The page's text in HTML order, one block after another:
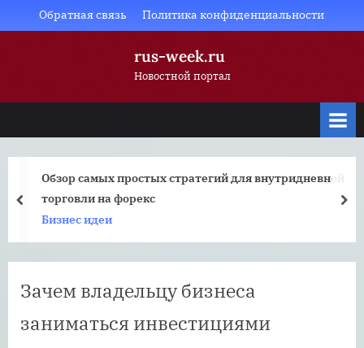
to
Обратная связь Политика конфиденциальности
rus-week.ru
Новостной портал
Обзор самых простых стратегий для внутридневной
торговли на форекс
Бизнес идеи
prev
Зачем владельцу бизнеса
заниматься инвестициями